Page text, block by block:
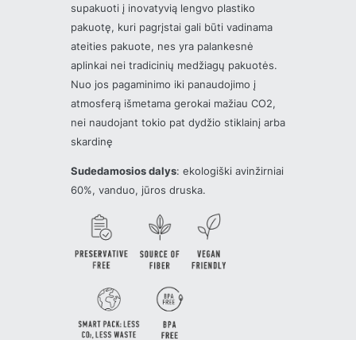
supakuoti į inovatyvią lengvo plastiko
pakuotę, kuri pagrįstai gali būti vadinama
ateities pakuote, nes yra palankesnė
aplinkai nei tradicinių medžiagų pakuotės.
Nuo jos pagaminimo iki panaudojimo į
atmosferą išmetama gerokai mažiau CO2,
nei naudojant tokio pat dydžio stiklainį arba
skardinę
Sudedamosios dalys: ekologiški avinžirniai
60%, vanduo, jūros druska.